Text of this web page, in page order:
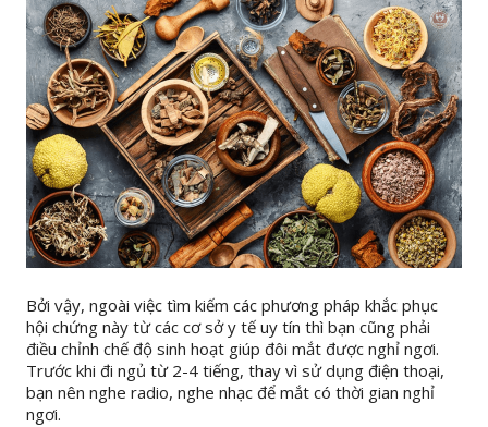
Bởi vậy, ngoài việc tìm kiếm các phương pháp khắc phục
hội chứng này từ các cơ sở y tế uy tín thì bạn cũng phải
điều chỉnh chế độ sinh hoạt giúp đôi mắt được nghỉ ngơi.
Trước khi đi ngủ từ 2-4 tiếng, thay vì sử dụng điện thoại,
bạn nên nghe radio, nghe nhạc để mắt có thời gian nghỉ
ngơi.